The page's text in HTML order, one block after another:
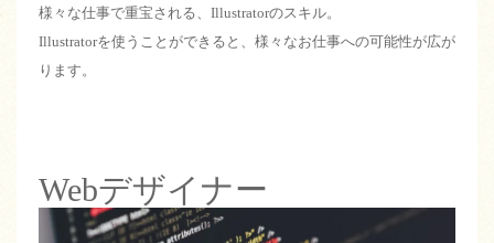
様々な仕事で重宝される、Illustratorのスキル。
Illustratorを使うことができると、様々なお仕事への可能性が広が
ります。
Webデザイナー